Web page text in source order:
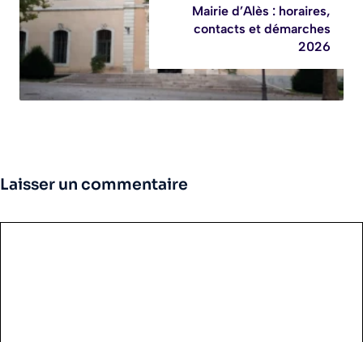
Mairie d’Alès : horaires,
contacts et démarches
2026
Laisser un commentaire